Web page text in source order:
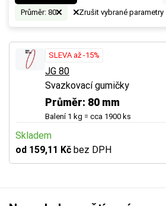
Průměr: 80 Zrušit vybrané parametry
SLEVA až -15%
JG 80
Svazkovací gumičky
Průměr: 80 mm
Balení 1 kg = cca 1900 ks
Skladem
od 159,11 Kč bez DPH